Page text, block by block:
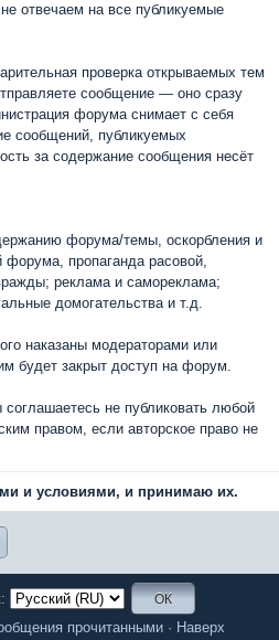
отвечаем на все публикуемые
проверка открываемых тем
сообщение — оно сразу
форума снимает с себя
сообщений, публикуемых
за содержание сообщения несёт
форума/темы, оскорбления и
форума, пропаганда расовой,
реклама и самореклама;
домогательства и т.д.
наказаны модераторами или
будет закрыт доступ на форум.
не публиковать любой
правом, если авторское право не
и условиями, и принимаю их.
прочитанными· Наверх